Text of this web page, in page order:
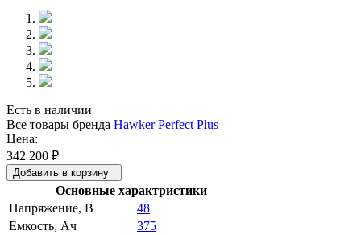
Есть в наличии
Все товары бренда Hawker Perfect Plus
Цена:
342 200 ₽
Добавить в корзину
Основные характристики
Напряжение, В
48
Емкость, Ач
375